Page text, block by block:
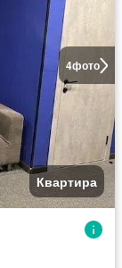
4фото
Квартира